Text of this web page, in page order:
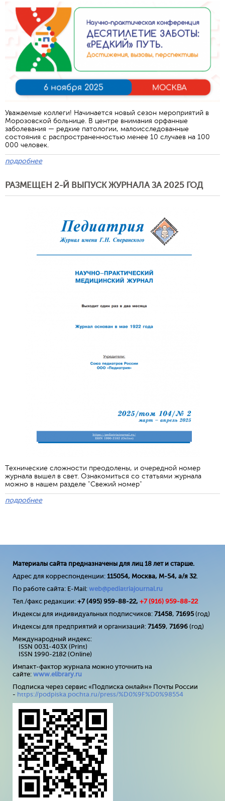
Уважаемые коллеги! Начинается новый сезон мероприятий в
Морозовской больнице. В центре внимания орфанные
заболевания — редкие патологии, малоисследованные
состояния с распространенностью менее 10 случаев на 100
000 человек.
подробнее
РАЗМЕЩЕН 2-Й ВЫПУСК ЖУРНАЛА ЗА 2025 ГОД
Технические сложности преодолены, и очередной номер
журнала вышел в свет. Ознакомиться со статьями журнала
можно в нашем разделе "Свежий номер"
подробнее
Материалы сайта предназначены для лиц 18 лет и старше.
Адрес для корреспонденции: 115054, Москва, М-54, а/я 32.
По работе сайта: E-Mail: web@pediatriajournal.ru
Тел./факс редакции: +7 (495) 959-88-22, +7 (916) 959-88-22
Индексы для индивидуальных подписчиков: 71458, 71695(год)
Индексы для предприятий и организаций: 71459, 71696 (год)
Международный индекс:
ISSN 0031-403X (Print)
ISSN 1990-2182 (Online)
Импакт-фактор журнала можно уточнить на
сайте: www.elibrary.ru
Подписка через сервис «Подписка онлайн» Почты России
- https://podpiska.pochta.ru/press/%D0%9F%D0%98554